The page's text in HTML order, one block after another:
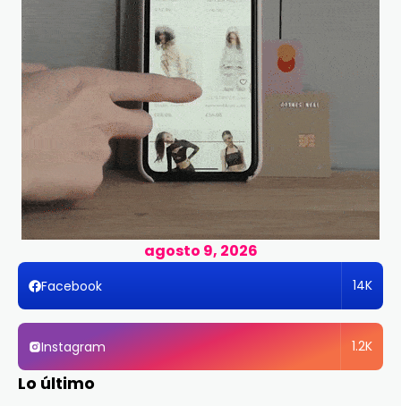
agosto 9, 2026
Facebook 14K
Instagram 1.2K
Lo último